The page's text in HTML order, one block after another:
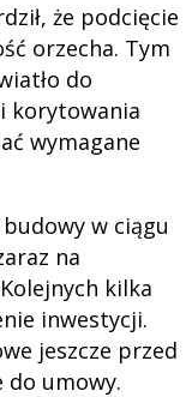
że podcięcie
orzecha. Tym
do
korytowania
wymagane
w ciągu
na
kilka
inwestycji.
jeszcze przed
umowy.